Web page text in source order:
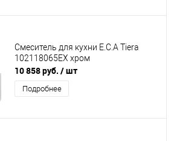
Смеситель для кухни E.C.A Tiera
102118065EX хром
10 858 руб. / шт
Подробнее